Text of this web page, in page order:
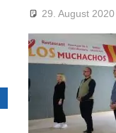
29. August 2020